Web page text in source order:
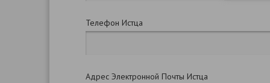
Телефон Истца
Адрес Электронной Почты Истца